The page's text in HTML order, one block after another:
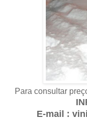
Para consultar
E-mail :